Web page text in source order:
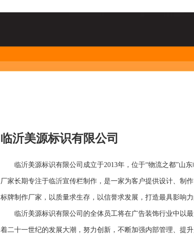
临沂美源标识有限公司
临沂美源标识有限公司成立于2013年，位于“物流之都”山东
厂家长期专注于临沂宣传栏制作，是一家为客户提供设计、制
标牌制作厂家，以质量求生存，以信誉求发展，打造最具影响
临沂美源标识有限公司的全体员工将在广告装饰行业中以最
着二十一世纪的发展大潮，努力创新，不断加强内部管理、提